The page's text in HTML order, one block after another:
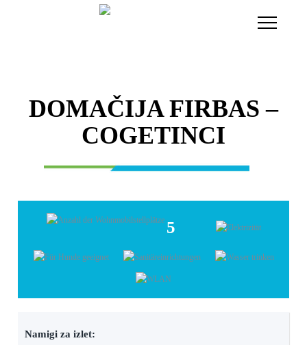
Toggle
DOMAČIJA FIRBAS –
COGETINCI
5
Namigi za izlet: